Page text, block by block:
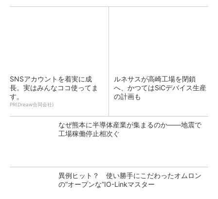
SNSアカウントを着実に成
長。実はみんなココ使ってま
す。
PR(Dreaw合同会社)
ルネサスが高崎工場を閉鎖
へ、かつてはSiCデバイス生産
の計画も
なぜ熊本に半導体産業が集まるのか――地震で
工場稼働停止相次ぐ
異例ヒット？ 使い勝手にこだわったオムロン
の“オープンな”IO-Linkマスター